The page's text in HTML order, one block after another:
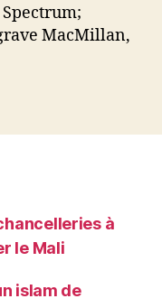
MacMillan,
à
le Mali
islam de